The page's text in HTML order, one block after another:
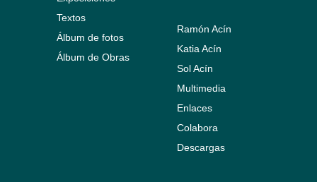
Textos
Álbum de fotos
Álbum de Obras
Ramón Acín
Katia Acín
Sol Acín
Multimedia
Enlaces
Colabora
Descargas